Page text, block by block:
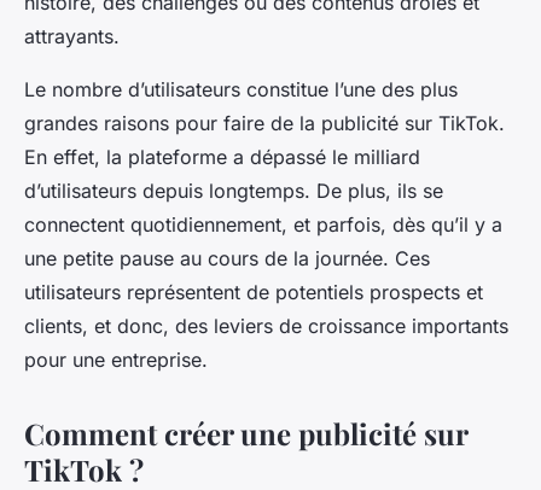
attrayants.
Le nombre d’utilisateurs constitue l’une des plus
grandes raisons pour faire de la publicité sur TikTok.
En effet, la plateforme a dépassé le milliard
d’utilisateurs depuis longtemps. De plus, ils se
connectent quotidiennement, et parfois, dès qu’il y a
une petite pause au cours de la journée. Ces
utilisateurs représentent de potentiels prospects et
clients, et donc, des leviers de croissance importants
pour une entreprise.
Comment créer une publicité sur
TikTok ?